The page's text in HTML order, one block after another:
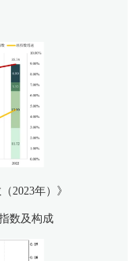
2023年）》
数及构成